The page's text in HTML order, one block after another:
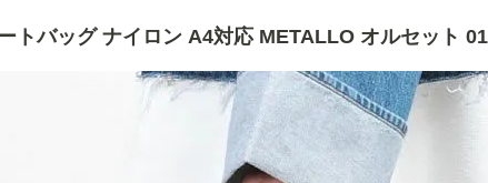
トバッグ ナイロン A4対応 METALLO オルセット